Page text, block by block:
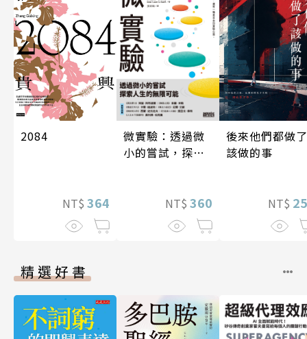
2084
NT$ 364
微實驗：透過微
小的嘗試，探索
NT$ 360
後來他們都做了
該做的事
NT$
精選好書